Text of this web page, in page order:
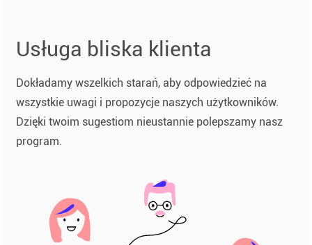
Usługa bliska klienta
Dokładamy wszelkich starań, aby odpowiedzieć na
wszystkie uwagi i propozycje naszych użytkowników.
Dzięki twoim sugestiom nieustannie polepszamy nasz
program.